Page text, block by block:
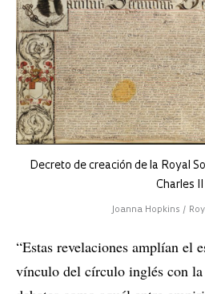
Decreto de creación de la Royal
Charles II
Joanna Hopkins /
“Estas revelaciones amplían el
vínculo del círculo inglés con